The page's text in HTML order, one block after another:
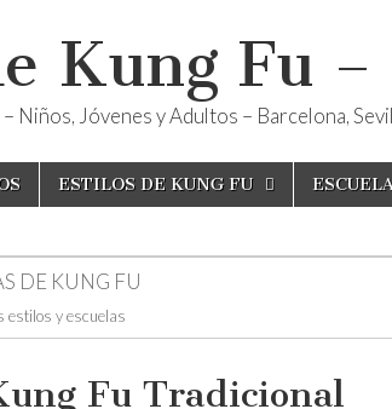
Kung Fu
Niños, Jóvenes y Adultos – Barcelona,
ESTILOS DE KUNG FU
DE KUNG FU
estilos y escuelas
Fu Tradicional